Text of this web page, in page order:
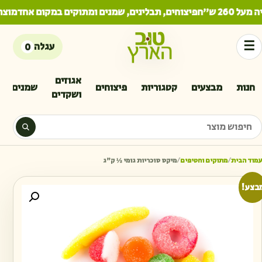
ש"ח פיצוחים, תבלינים, שמנים ומתוקים במקום אחד
☰
חנות מבצעים קטגוריות פיצוחים
אגוזים
ושקדים
שמנים
חיפוש מוצר
עגלה 0
עמוד הבית/מתוקים וחטיפים/מיקס סוכריות גומי ½ ק״ג